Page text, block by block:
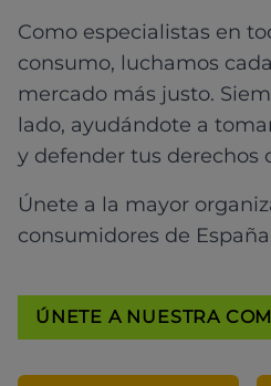
Como especialistas en
consumo, luchamos
mercado más justo.
lado, ayudándote a
y defender tus derechos
Únete a la mayor
consumidores de
ÚNETE A NUESTRA